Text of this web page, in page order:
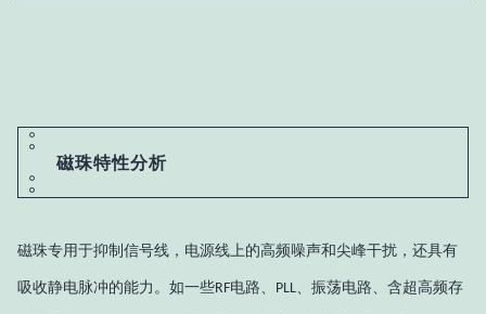
磁珠特性分析
磁珠专用于抑制信号线，电源线上的高频噪声和尖峰干扰，还具有
吸收静电脉冲的能力。如一些RF电路、 PLL 、振荡电路、含超高频存